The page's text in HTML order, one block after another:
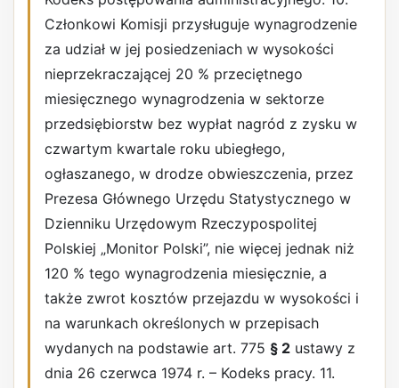
Członkowi Komisji przysługuje wynagrodzenie
za udział w jej posiedzeniach w wysokości
nieprzekraczającej 20 % przeciętnego
miesięcznego wynagrodzenia w sektorze
przedsiębiorstw bez wypłat nagród z zysku w
czwartym kwartale roku ubiegłego,
ogłaszanego, w drodze obwieszczenia, przez
Prezesa Głównego Urzędu Statystycznego w
Dzienniku Urzędowym Rzeczypospolitej
Polskiej „Monitor Polski”, nie więcej jednak niż
120 % tego wynagrodzenia miesięcznie, a
także zwrot kosztów przejazdu w wysokości i
na warunkach określonych w przepisach
wydanych na podstawie art. 775 § 2 ustawy z
dnia 26 czerwca 1974 r. – Kodeks pracy. 11.